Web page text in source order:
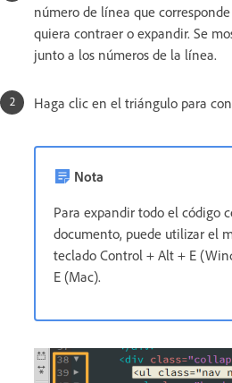
número de línea que
quiera contraer o expandir. Se
junto a los números de la línea.
Haga clic en el triángulo para
Nota
Para expandir todo el código
documento, puede utilizar el
teclado Control + Alt + E
E (Mac).